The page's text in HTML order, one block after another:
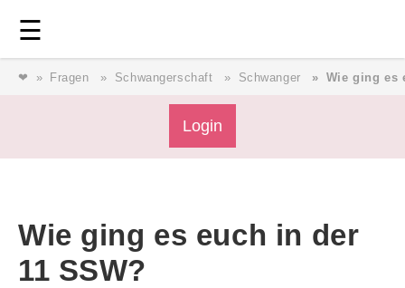
☰
❤ Fragen Schwangerschaft Schwanger Wie ging es
Login
Wie ging es euch in der
11 SSW?
Forum